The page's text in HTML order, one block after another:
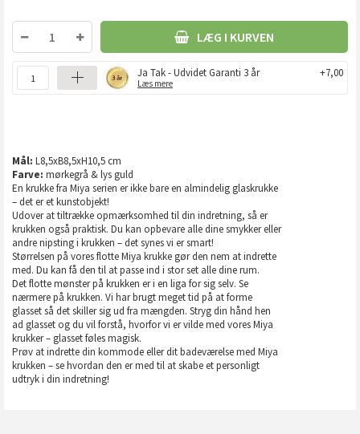
LÆG I KURVEN
Ja Tak - Udvidet Garanti 3 år
Læs mere
+7,00
Mål: L8,5xB8,5xH10,5 cm
Farve: mørkegrå & lys guld
En krukke fra Miya serien er ikke bare en almindelig glaskrukke
– det er et kunstobjekt!
Udover at tiltrække opmærksomhed til din indretning, så er
krukken også praktisk. Du kan opbevare alle dine smykker eller
andre nipsting i krukken – det synes vi er smart!
Størrelsen på vores flotte Miya krukke gør den nem at indrette
med. Du kan få den til at passe ind i stor set alle dine rum.
Det flotte mønster på krukken er i en liga for sig selv. Se
nærmere på krukken. Vi har brugt meget tid på at forme
glasset så det skiller sig ud fra mængden. Stryg din hånd hen
ad glasset og du vil forstå, hvorfor vi er vilde med vores Miya
krukker – glasset føles magisk.
Prøv at indrette din kommode eller dit badeværelse med Miya
krukken – se hvordan den er med til at skabe et personligt
udtryk i din indretning!